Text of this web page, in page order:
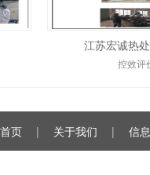
江苏宏诚热
控效评
页 | 关于我们 | 信